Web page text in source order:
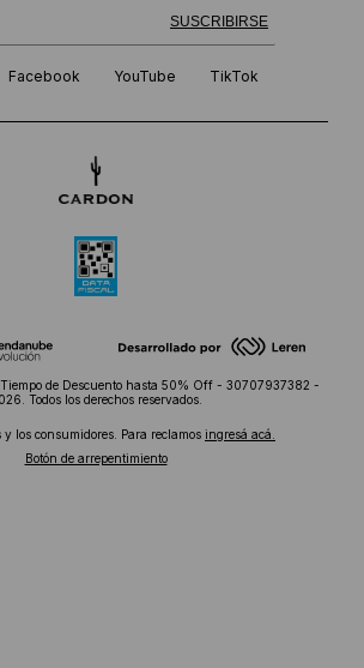
SUSCRIBIRSE
exitosamente!
Facebook YouTube TikTok
de Descuento hasta 50% Off - 30707937382 -
Todos los derechos reservados.
y los consumidores. Para reclamos ingresá acá.
Botón de arrepentimiento